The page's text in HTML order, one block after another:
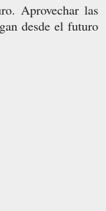
Aprovechar las
desde el futuro